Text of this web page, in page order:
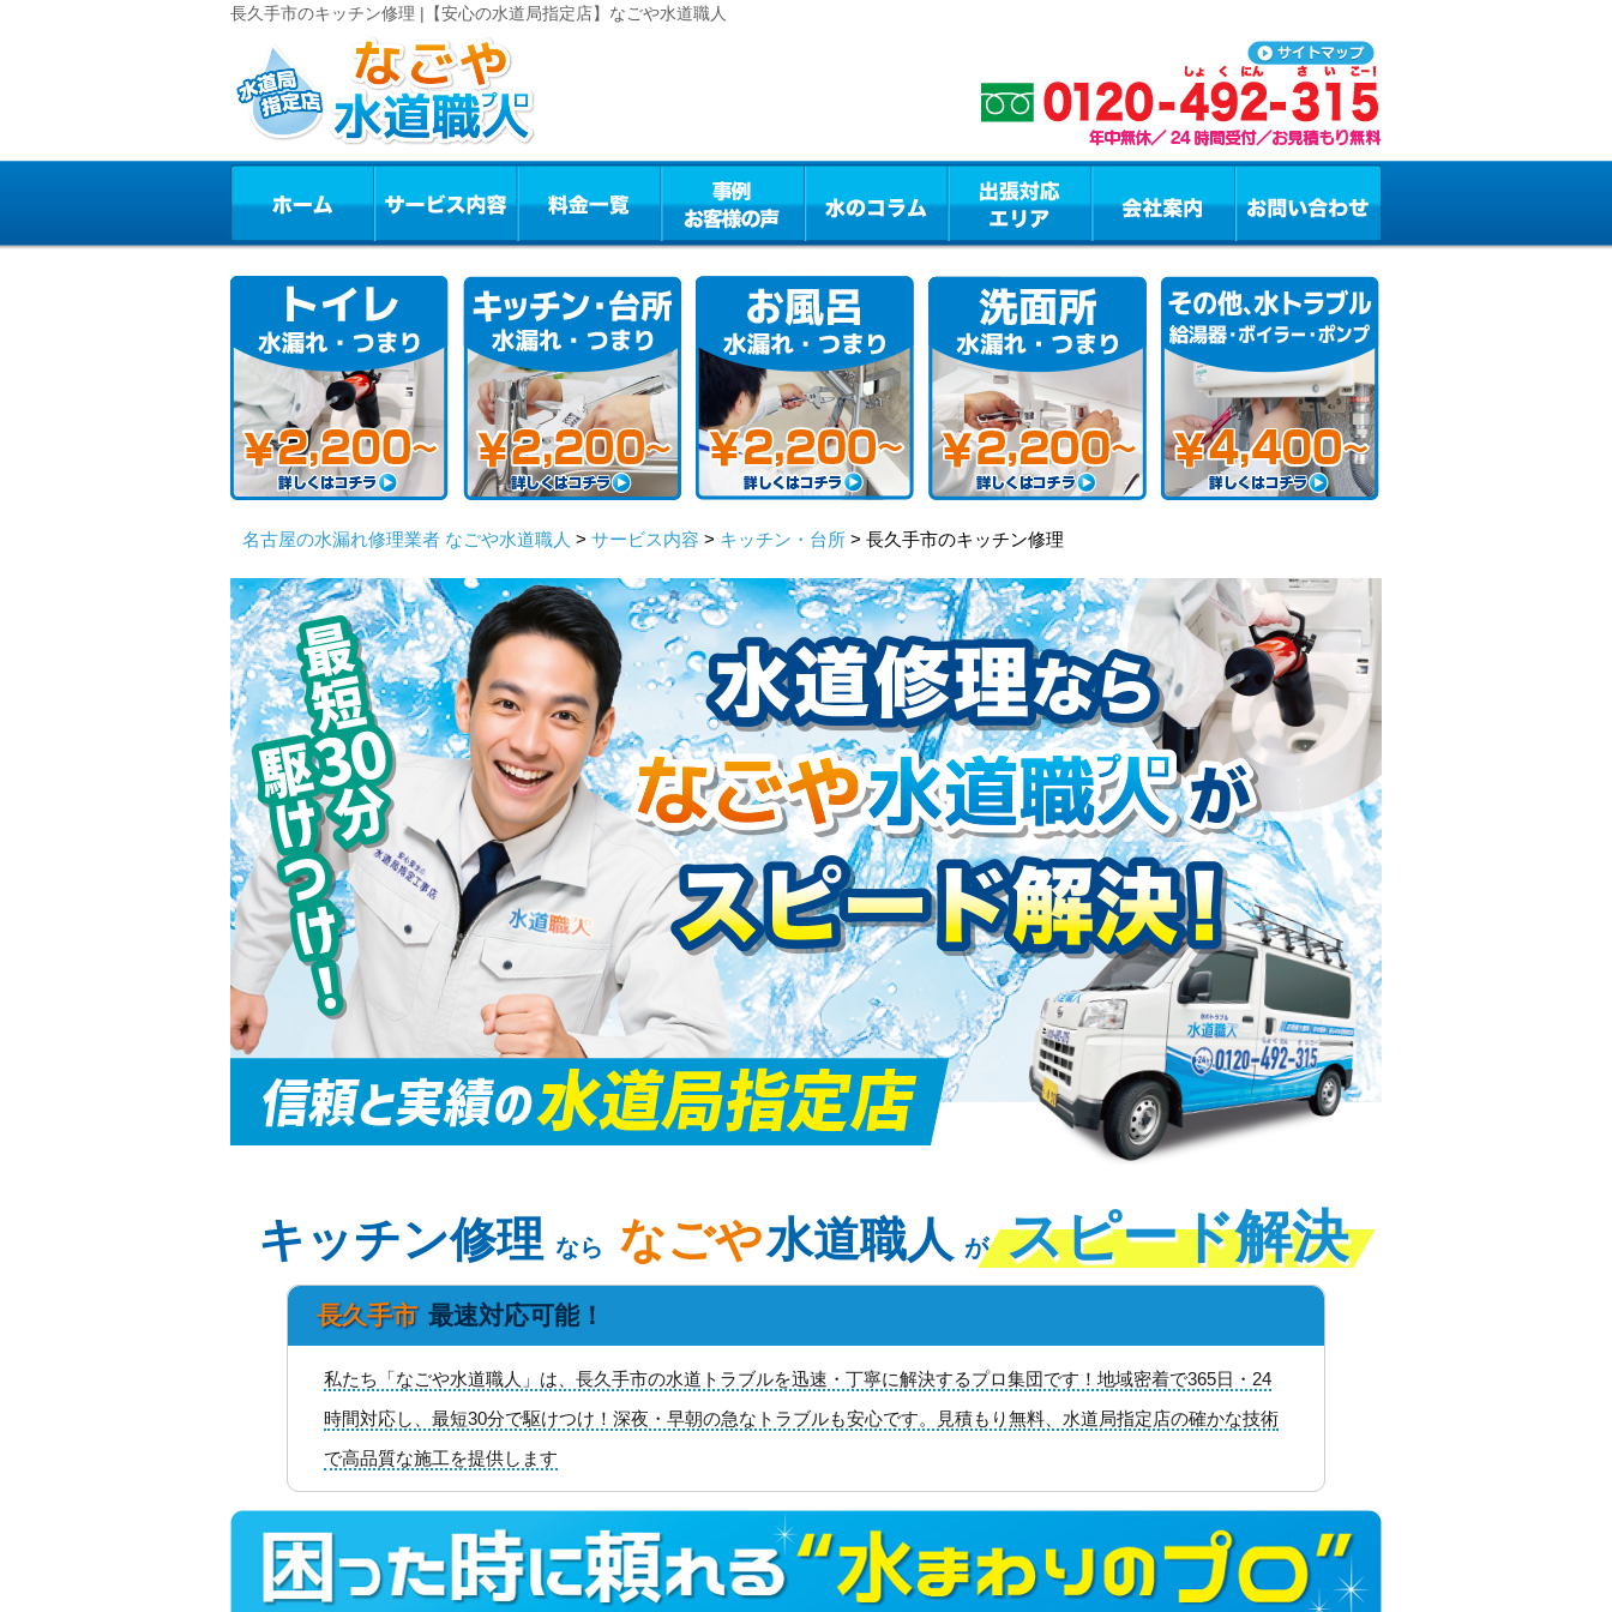
長久手市のキッチン修理 |【安心の水道局指定店】なごや水道職人
名古屋の水漏れ修理業者 なごや水道職人 > サービス内容 > キッチン・台所 > 長久手市のキッチン修理
キッチン修理 なら なごや水道職人 が スピード解決
長久手市 最速対応可能！
私たち「なごや水道職人」は、長久手市の水道トラブルを迅速・丁寧に解決するプロ集団です！地域密着で365日・24
時間対応し、最短30分で駆けつけ！深夜・早朝の急なトラブルも安心です。見積もり無料、水道局指定店の確かな技術
で高品質な施工を提供します